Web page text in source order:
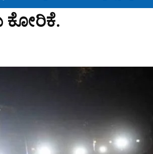
ಕೋರಿಕೆ.